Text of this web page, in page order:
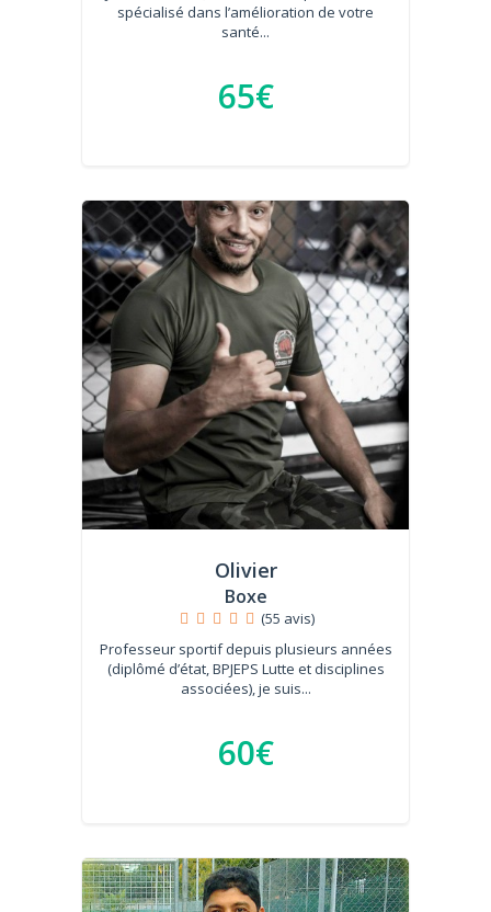
spécialisé dans l’amélioration de votre
santé...
65€
Olivier
Boxe
(55 avis)
Professeur sportif depuis plusieurs années
(diplômé d’état, BPJEPS Lutte et disciplines
associées), je suis...
60€